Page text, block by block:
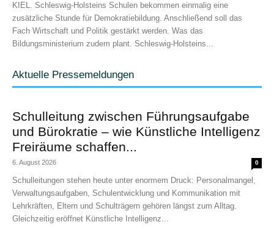
KIEL. Schleswig-Holsteins Schulen bekommen einmalig eine
zusätzliche Stunde für Demokratiebildung. Anschließend soll das
Fach Wirtschaft und Politik gestärkt werden. Was das
Bildungsministerium zudem plant. Schleswig-Holsteins...
Aktuelle Pressemeldungen
Schulleitung zwischen Führungsaufgabe
und Bürokratie – wie Künstliche Intelligenz
Freiräume schaffen...
6. August 2026 0
Schulleitungen stehen heute unter enormem Druck: Personalmangel,
Verwaltungsaufgaben, Schulentwicklung und Kommunikation mit
Lehrkräften, Eltern und Schulträgern gehören längst zum Alltag.
Gleichzeitig eröffnet Künstliche Intelligenz...